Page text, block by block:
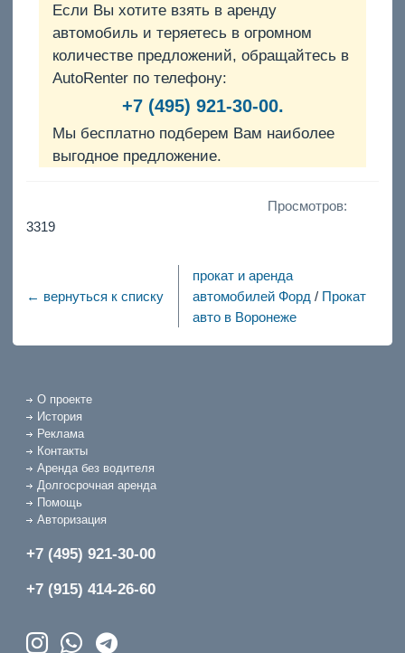
Если Вы хотите взять в аренду
автомобиль и теряетесь в огромном
количестве предложений, обращайтесь в
AutoRenter по телефону:
+7 (495) 921-30-00.
Мы бесплатно подберем Вам наиболее
выгодное предложение.
Просмотров:
3319
← вернуться к списку
прокат и аренда
автомобилей Форд / Прокат
авто в Воронеже
О проекте
История
Реклама
Контакты
Аренда без водителя
Долгосрочная аренда
Помощь
Авторизация
+7 (495) 921-30-00
+7 (915) 414-26-60